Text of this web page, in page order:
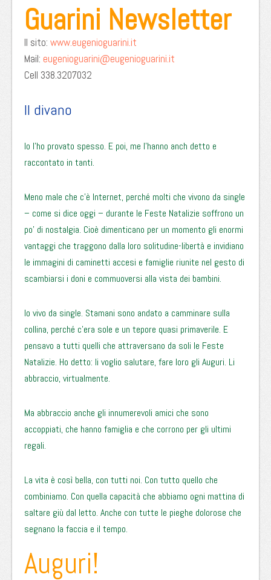
Guarini Newsletter
Il sito: www.eugenioguarini.it
Mail: eugenioguarini@eugenioguarini.it
Cell 338.3207032
Il divano
Io l’ho provato spesso. E poi, me l’hanno anch detto e
raccontato in tanti.
Meno male che c’è Internet, perché molti che vivono da single
– come si dice oggi – durante le Feste Natalizie soffrono un
po’ di nostalgia. Cioè dimenticano per un momento gli enormi
vantaggi che traggono dalla loro solitudine-libertà e invidiano
le immagini di caminetti accesi e famiglie riunite nel gesto di
scambiarsi i doni e commuoversi alla vista dei bambini.
Io vivo da single. Stamani sono andato a camminare sulla
collina, perché c’era sole e un tepore quasi primaverile. E
pensavo a tutti quelli che attraversano da soli le Feste
Natalizie. Ho detto: li voglio salutare, fare loro gli Auguri. Li
abbraccio, virtualmente.
Ma abbraccio anche gli innumerevoli amici che sono
accoppiati, che hanno famiglia e che corrono per gli ultimi
regali.
La vita è così bella, con tutti noi. Con tutto quello che
combiniamo. Con quella capacità che abbiamo ogni mattina di
saltare giù dal letto. Anche con tutte le pieghe dolorose che
segnano la faccia e il tempo.
Auguri!